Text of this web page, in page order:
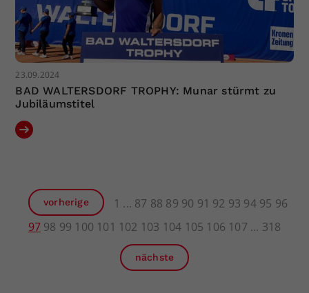
23.09.2024
BAD WALTERSDORF TROPHY: Munar stürmt zu
Jubiläumstitel
vorherige 1 87 88 89 90 91 92 93 94 95 96
97 98 99 100 101 102 103 104 105 106 107 318
nächste